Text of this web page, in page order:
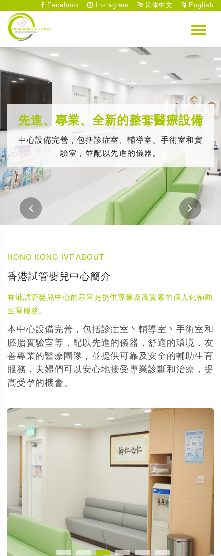
Facebook Instagram 简体中文 English
先進、專業、全新的整套醫療設備
中心設備完善，包括診症室、輔導室、手術室和實
驗室，並配以先進的儀器。
HONG KONG IVF ABOUT
香港試管嬰兒中心簡介
香港試管嬰兒中心的宗旨是提供專業及高質素的個人化輔助
生育服務。
本中心設備完善，包括診症室丶輔導室丶手術室和
胚胎實驗室等，配以先進的儀器，舒適的環境，友
善專業的醫療團隊，並提供可靠及安全的輔助生育
服務，夫婦們可以安心地接受專業診斷和治療，提
高受孕的機會。